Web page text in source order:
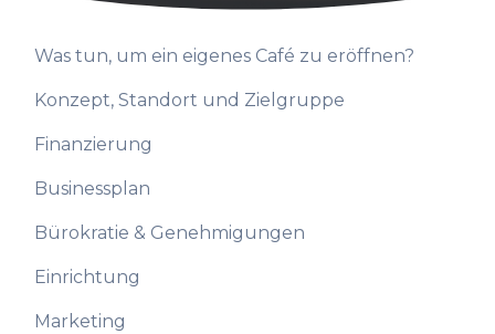
Was tun, um ein eigenes Café zu eröffnen?
Konzept, Standort und Zielgruppe
Finanzierung
Businessplan
Bürokratie & Genehmigungen
Einrichtung
Marketing